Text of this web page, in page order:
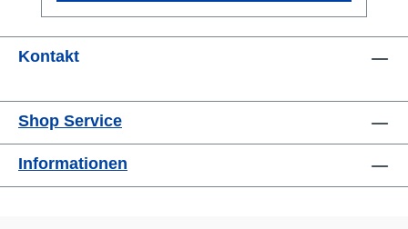
Kontakt
Shop Service
Informationen